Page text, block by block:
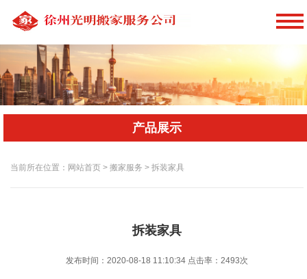
产品展示
当前所在位置：网站首页 > 搬家服务 > 拆装家具
拆装家具
发布时间：2020-08-18 11:10:34 点击率： 2493次